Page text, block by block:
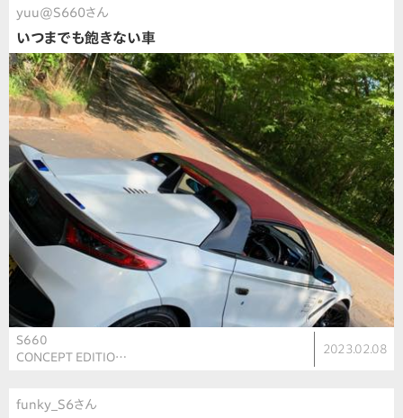
yuu@S660さん
いつまでも飽きない車
S660
CONCEPT EDITIO…
2023.02.08
funky_S6さん